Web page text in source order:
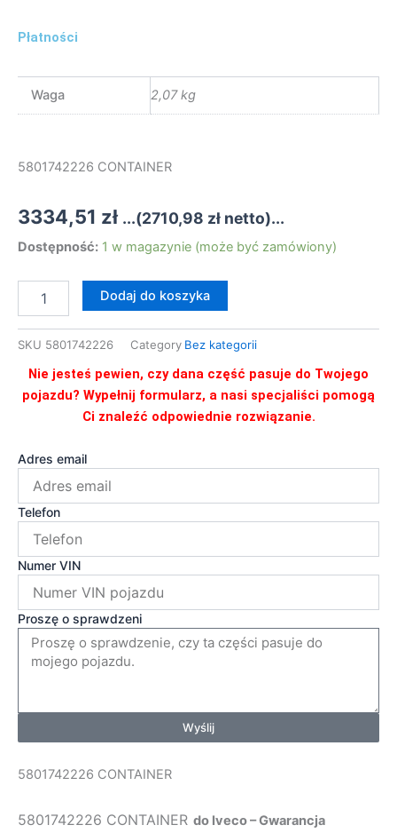
Płatności
Waga 2,07 kg
5801742226 CONTAINER
3334,51 zł ...(2710,98 zł netto)...
Dostępność: 1 w magazynie (może być zamówiony)
ilość
CONTAINER
Dodaj do koszyka
SKU 5801742226 Category Bez kategorii
Nie jesteś pewien, czy dana część pasuje do Twojego
pojazdu? Wypełnij formularz, a nasi specjaliści pomogą
Ci znaleźć odpowiednie rozwiązanie.
Adres email
Telefon
Numer VIN
Proszę o sprawdzeni
Wyślij
5801742226 CONTAINER
5801742226 CONTAINER do Iveco – Gwarancja